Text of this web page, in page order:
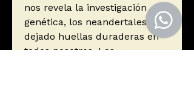
nos revela la investigación
genética, los neandertales han
dejado huellas duraderas en
todos nosotros. Los